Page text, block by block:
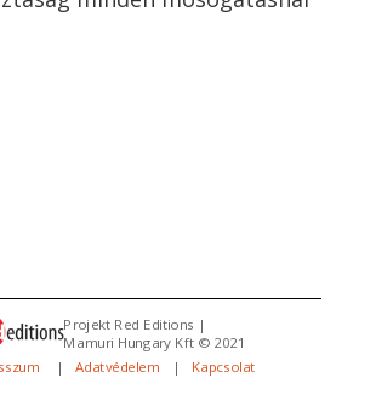
Projekt Red Editions |
Mamuri Hungary Kft © 2021
| Adatvédelem | Kapcsolat